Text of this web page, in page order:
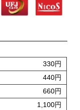
330円
440円
660円
1,100円